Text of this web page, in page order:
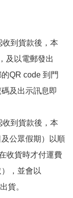
到貨款後，本
及以電郵發出
QR code 到門
及出示訊息即
到貨款後，本
公眾假期）以順
收貨時才付運費
，並會以
貨。